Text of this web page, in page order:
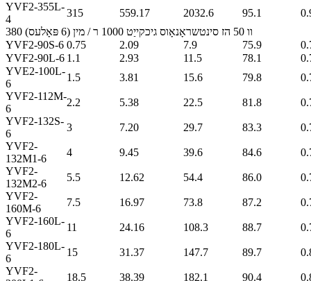
YVF2-355L-
4
315 559.17 2032.6 95.1
380 וו 50 הז סינטשראָנאָוס גיכקייַט 1000 ר / מין (6 פּאָלעס)
YVF2-90S-6 0.75 2.09 7.9 75.9
YVF2-90L-6 1.1 2.93 11.5 78.1
YVE2-100L-
6
1.5 3.81 15.6 79.8
YVF2-112M-
6
2.2 5.38 22.5 81.8
YVF2-132S-
6
3 7.20 29.7 83.3
YVF2-
132M1-6
4 9.45 39.6 84.6
YVF2-
132M2-6
5.5 12.62 54.4 86.0
YVF2-
160M-6
7.5 16.97 73.8 87.2
YVF2-160L-
6
11 24.16 108.3 88.7
YVF2-180L-
6
15 31.37 147.7 89.7
YVF2-
18.5 38.39 182.1 90.4